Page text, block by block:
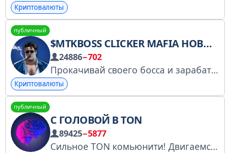
Криптовалюты
публичный
$MTKBOSS CLICKER MAFIA НОВОСТИ
24886−702
Прокачивай своего босса и зарабатывай токены $MTKBOSS Игра-кликер проекта MetaToken: https://t.me/metatokens_mtk По вопросам кликера пишите: @ClickerMTK_Support www.metatoken.gg
Криптовалюты
публичный
С ГОЛОВОЙ В TON
89425−5877
Сильное TON комьюнити! Двигаемся, мутим темки, подходим ко всему с головой и всегда на стиле.